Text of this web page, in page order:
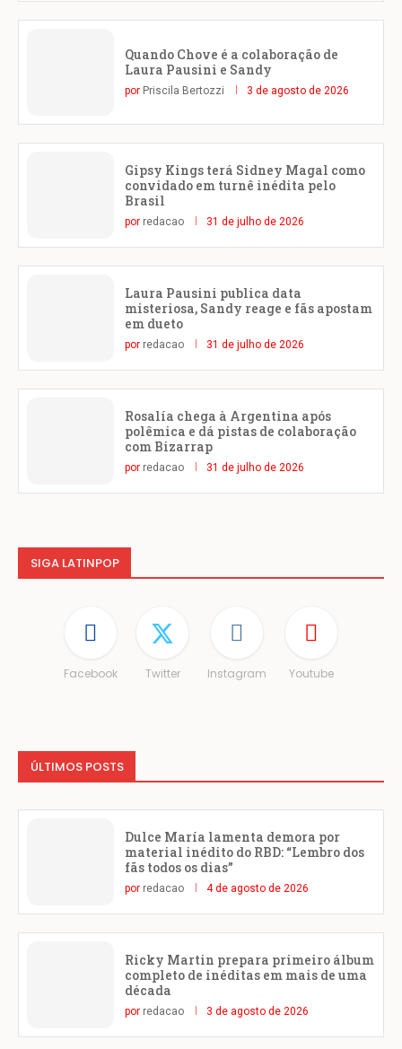
Quando Chove é a colaboração de
Laura Pausini e Sandy
por Priscila Bertozzi 3 de agosto de 2026
Gipsy Kings terá Sidney Magal como
convidado em turnê inédita pelo
Brasil
por redacao 31 de julho de 2026
Laura Pausini publica data
misteriosa, Sandy reage e fãs apostam
em dueto
por redacao 31 de julho de 2026
Rosalía chega à Argentina após
polêmica e dá pistas de colaboração
com Bizarrap
por redacao 31 de julho de 2026
SIGA LATINPOP
Facebook Twitter Instagram Youtube
ÚLTIMOS POSTS
Dulce María lamenta demora por
material inédito do RBD: “Lembro dos
fãs todos os dias”
por redacao 4 de agosto de 2026
Ricky Martin prepara primeiro álbum
completo de inéditas em mais de uma
década
por redacao 3 de agosto de 2026